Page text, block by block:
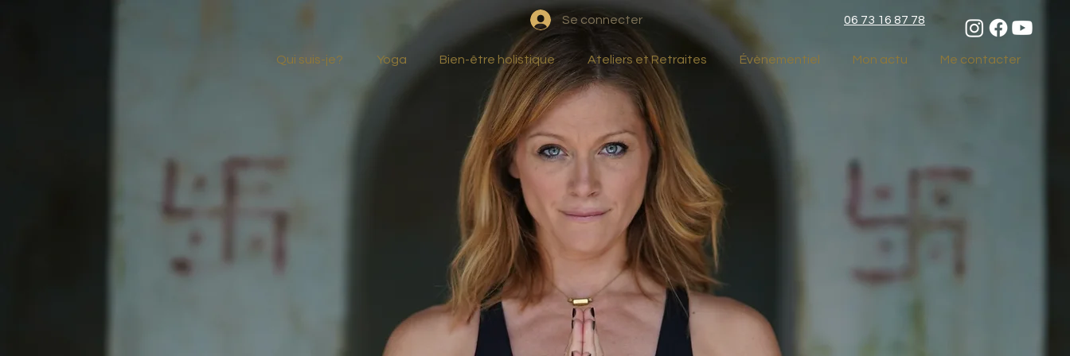
Qui suis-je? Yoga Bien-être holistique Ateliers et Retraites Évènementiel Mon actu Me contacter
Se connecter 06 73 16 87 78